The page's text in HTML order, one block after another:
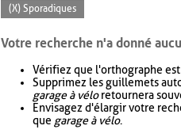
(X) Sporadiques
Votre recherche n'a donné
Vérifiez que l'orthographe
Supprimez les guillemets
garage à véloretournera
Envisagez d'élargir votre
que garage à vélo.